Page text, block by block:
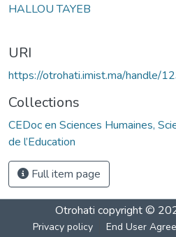
HALLOU TAYEB
URI
https://otrohati.imist.ma/handle/
Collections
CEDoc en Sciences Humaines,
de l’Education
Full item page
Otrohati copyright ©
Privacy policy End User